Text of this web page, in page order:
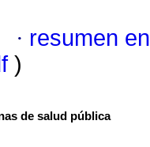
· resumen
)
de salud pública